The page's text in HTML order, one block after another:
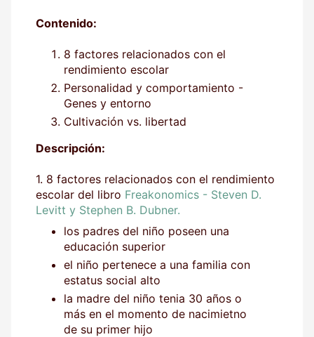
Contenido:
8 factores relacionados con el
rendimiento escolar
Personalidad y comportamiento -
Genes y entorno
Cultivación vs. libertad
Descripción:
1. 8 factores relacionados con el rendimiento
escolar del libro Freakonomics - Steven D.
Levitt y Stephen B. Dubner.
los padres del niño poseen una
educación superior
el niño pertenece a una familia con
estatus social alto
la madre del niño tenia 30 años o
más en el momento de nacimietno
de su primer hijo